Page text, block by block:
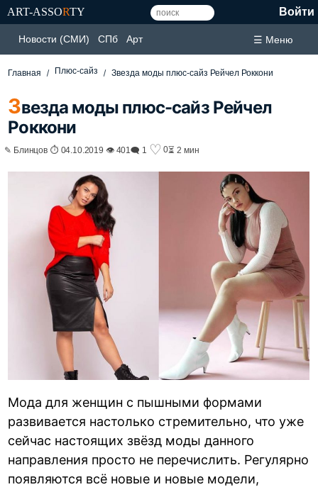
ART-ASSORTY Войти
Новости (СМИ) СПб Арт ☰ Меню
Главная Плюс-сайз Звезда моды плюс-сайз Рейчел Роккони
Звезда моды плюс-сайз Рейчел
Роккони
✎ Блинцов ⏱ 04.10.2019 👁 401🗨 1 ♡ 0⏳ 2 мин
Мода для женщин с пышными формами
развивается настолько стремительно, что уже
сейчас настоящих звёзд моды данного
направления просто не перечислить. Регулярно
появляются всё новые и новые модели,